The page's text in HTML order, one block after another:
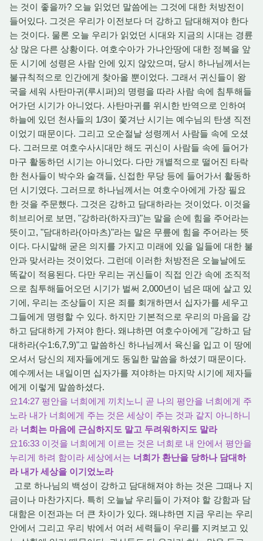
는 것이 좋을까? 오늘 읽었던 말씀에는 그것에 대한 처방전이
들어있다. 그것은 우리가 이전보다 더 강하고 담대해져야 한다
는 것이다. 물론 오늘 우리가 읽었던 시대와 지금의 시대는 경륜
상 많은 다른 상황이다. 여호수아가 가나안땅에 대한 정복을 앞
둔 시기에 성령은 사람 안에 있지 않았으며, 당시 하나님께서는
불규칙적으로 인간에게 찾아올 뿐이었다. 그래서 귀신들이 왕
국을 세워 사탄마귀(루시퍼)의 명령을 따라 사람 속에 침투해들
어가던 시기가 아니었다. 사탄마귀를 위시한 반역으로 인하여
하늘에 있던 천사들의 1/3이 쫓겨난 시기는 예수님의 탄생 직전
이었기 때문이다. 그리고 오순절날 성령께서 사람들 속에 오셨
다. 그러므로 여호수사시대만 해도 귀신이 사람들 속에 들어가
마구 활동하던 시기는 아니었다. 다만 개별적으로 떨어진 타락
한 천사들이 박수와 술객들, 신접한 무당 등에 들어가서 활동하
던 시기였다. 그러므로 하나님께서는 여호수아에게 가장 필요
한 것을 주문했다. 그것은 강하고 담대하라는 것이었다. 이것을
히브리어로 보면, "강하라(하자크)"는 말을 손에 힘을 주어라는
뜻이고, "담대하라(아마츠)"라는 말은 무릎에 힘을 주어라는 뜻
이다. 다시말해 굳은 의지를 가지고 미래에 있을 일들에 대한 불
안과 맞서라는 것이었다. 그런데 이러한 처방전은 오늘날에도
똑같이 적용된다. 다만 우리는 귀신들이 직접 인간 속에 조직적
으로 침투해들어오던 시기가 벌써 2,000년이 넘은 때에 살고 있
기에, 우리는 조상들이 지은 죄를 회개하면서 십자가를 세우고
그들에게 명령할 수 있다. 하지만 기본적으로 우리의 마음을 강
하고 담대하게 가져야 한다. 왜냐하면 여호수아에게 "강하고 담
대하라(수1:6,7,9)"고 말씀하신 하나님께서 육신을 입고 이 땅에
오셔서 당신의 제자들에게도 동일한 말씀을 하셨기 때문이다.
예수께서는 내일이면 십자가를 져야하는 마지막 시기에 제자들
에게 이렇게 말씀하셨다.
요14:27 평안을 너희에게 끼치노니 곧 나의 평안을 너희에게 주
노라 내가 너희에게 주는 것은 세상이 주는 것과 같지 아니하니
라 너희는 마음에 근심하지도 말고 두려워하지도 말라
요16:33 이것을 너희에게 이르는 것은 너희로 내 안에서 평안을
누리게 하려 함이라 세상에서는 너희가 환난을 당하나 담대하
라 내가 세상을 이기었노라
고로 하나님의 백성이 강하고 담대해져야 하는 것은 그때나 지
금이나 마찬가지다. 특히 오늘날 우리들이 가져야 할 강함과 담
대함은 이전과는 더 큰 차이가 있다. 왜냐하면 지금 우리는 우리
안에서 그리고 우리 밖에서 여러 세력들이 우리를 지켜보고 있